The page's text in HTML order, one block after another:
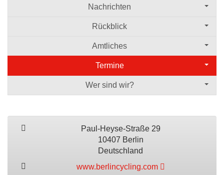
Nachrichten
Rückblick
Amtliches
Termine
Wer sind wir?
Paul-Heyse-Straße 29
10407 Berlin
Deutschland
www.berlincycling.com